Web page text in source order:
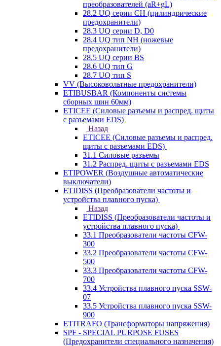
преобразователей (aR+gL)
28.2 UQ серии CH (цилиндрические
предохранители)
28.3 UQ серии D, D0
28.4 UQ тип NH (ножевые
предохранители)
28.5 UQ серии BS
28.6 UQ тип G
28.7 UQ тип S
VV (Высоковольтные предохранители)
ETIBUSBAR (Компоненты системы
сборных шин 60мм)
ETICEE (Силовые разъемы и распред. щиты
с разъемами EDS)
Назад
ETICEE (Силовые разъемы и распред.
щиты с разъемами EDS)
31.1 Силовые разъемы
31.2 Распред. щиты с разъемами EDS
ETIPOWER (Воздушные автоматические
выключатели)
ETIDISS (Преобразователи частоты и
устройства плавного пуска)
Назад
ETIDISS (Преобразователи частоты и
устройства плавного пуска)
33.1 Преобразователи частоты CFW-
300
33.2 Преобразователи частоты CFW-
500
33.3 Преобразователи частоты CFW-
700
33.4 Устройства плавного пуска SSW-
07
33.5 Устройства плавного пуска SSW-
900
ETITRAFO (Трансформаторы напряжения)
SPF - SPECIAL PURPOSE FUSES
(Предохранители специального назначения)